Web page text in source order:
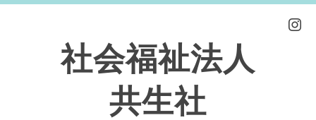
社会福祉法人
共生社